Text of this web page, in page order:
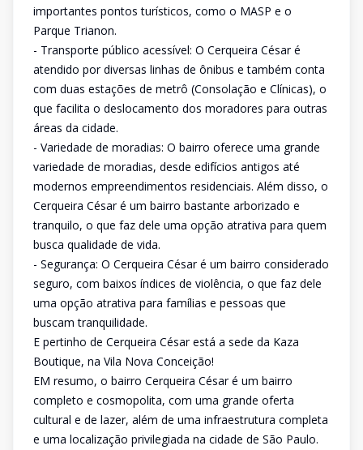
importantes pontos turísticos, como o MASP e o
Parque Trianon.
- Transporte público acessível: O Cerqueira César é
atendido por diversas linhas de ônibus e também conta
com duas estações de metrô (Consolação e Clínicas), o
que facilita o deslocamento dos moradores para outras
áreas da cidade.
- Variedade de moradias: O bairro oferece uma grande
variedade de moradias, desde edifícios antigos até
modernos empreendimentos residenciais. Além disso, o
Cerqueira César é um bairro bastante arborizado e
tranquilo, o que faz dele uma opção atrativa para quem
busca qualidade de vida.
- Segurança: O Cerqueira César é um bairro considerado
seguro, com baixos índices de violência, o que faz dele
uma opção atrativa para famílias e pessoas que
buscam tranquilidade.
E pertinho de Cerqueira César está a sede da Kaza
Boutique, na Vila Nova Conceição!
EM resumo, o bairro Cerqueira César é um bairro
completo e cosmopolita, com uma grande oferta
cultural e de lazer, além de uma infraestrutura completa
e uma localização privilegiada na cidade de São Paulo.